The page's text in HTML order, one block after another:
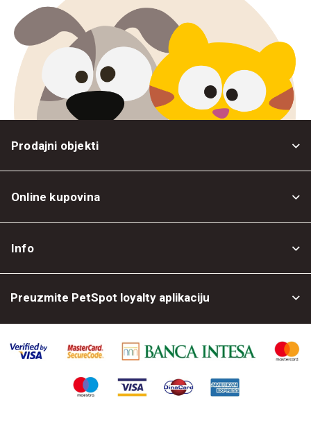
Prodajni objekti
Online kupovina
Info
Preuzmite PetSpot loyalty aplikaciju